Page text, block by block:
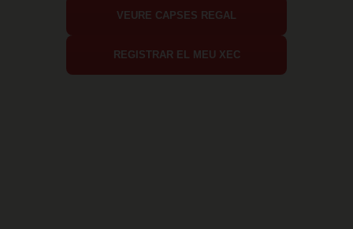
VEURE CAPSES REGAL
REGISTRAR EL MEU XEC